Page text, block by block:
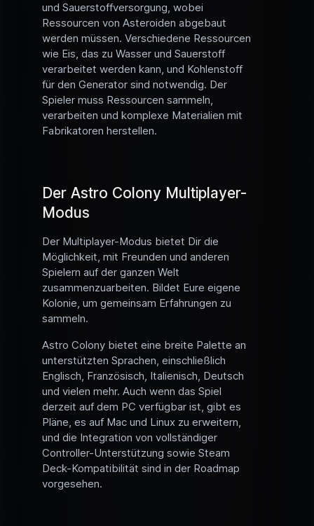
und Sauerstoffversorgung, wobei
Ressourcen von Asteroiden abgebaut
werden müssen. Verschiedene Ressourcen
wie Eis, das zu Wasser und Sauerstoff
verarbeitet werden kann, und Kohlenstoff
für den Generator sind notwendig. Der
Spieler muss Ressourcen sammeln,
verarbeiten und komplexe Materialien mit
Fabrikatoren herstellen.
Der Astro Colony Multiplayer-
Modus
Der Multiplayer-Modus bietet Dir die
Möglichkeit, mit Freunden und anderen
Spielern auf der ganzen Welt
zusammenzuarbeiten. Bildet Eure eigene
Kolonie, um gemeinsam Erfahrungen zu
sammeln.
Astro Colony bietet eine breite Palette an
unterstützten Sprachen, einschließlich
Englisch, Französisch, Italienisch, Deutsch
und vielen mehr. Auch wenn das Spiel
derzeit auf dem PC verfügbar ist, gibt es
Pläne, es auf Mac und Linux zu erweitern,
und die Integration von vollständiger
Controller-Unterstützung sowie Steam
Deck-Kompatibilität sind in der Roadmap
vorgesehen.